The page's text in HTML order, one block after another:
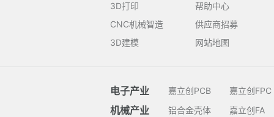
3D打印
CNC机械智造
3D建模
帮助中心
供应商招募
网站地图
电子产业 嘉立创PCB 嘉立创FPC
机械产业 铝合金壳体 嘉立创FA